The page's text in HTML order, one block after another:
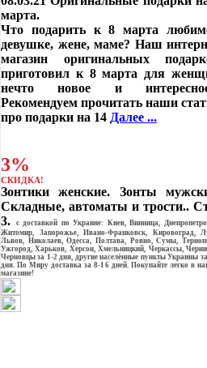
марта.
Что подарить к 8 марта
девушке, жене, маме? Наш
магазин оригинальных
приготовил к 8 марта для
нечто новое и
Рекомендуем прочитать наши
про подарки на 14 Далее ...
3%
СКИДКА!
Зонтики женские. Зонты
Складные, автоматы и трости..
3.
c доставкой по Украине: Киев, Винница,
Житомир, Запорожье, Ивано-Франковск, Кировоград,
Львов, Николаев, Одесса, Полтава, Ровно, Сумы,
Ужгород, Харьков, Херсон, Хмельницкий, Черкассы,
Черновцы за 1-2 дня, другие населённые пункты Украины
дня. По Миру доставка за 8-16 дней. Покупайте легко в
магазине!